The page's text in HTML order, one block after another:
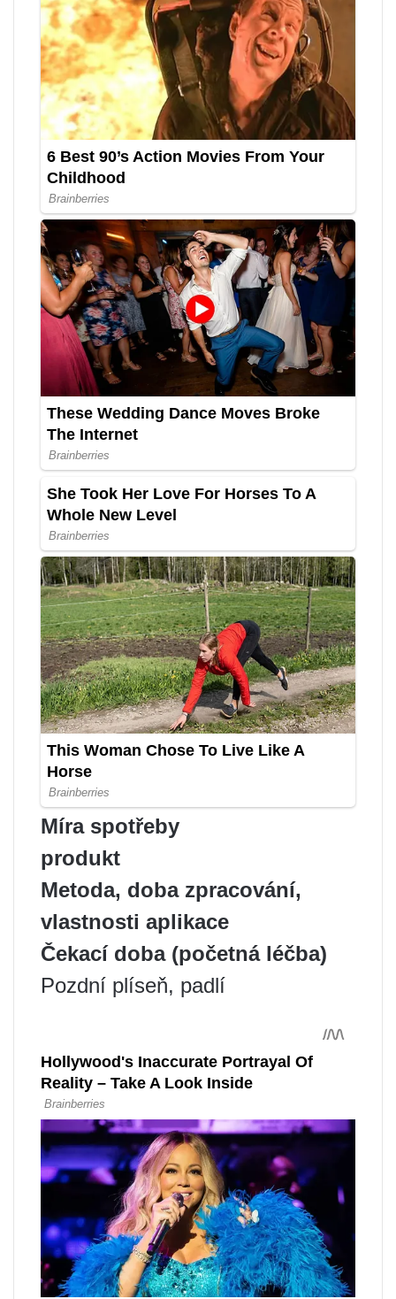
Míra spotřeby
produkt
Metoda, doba zpracování,
vlastnosti aplikace
Čekací doba (početná léčba)
Pozdní plíseň, padlí